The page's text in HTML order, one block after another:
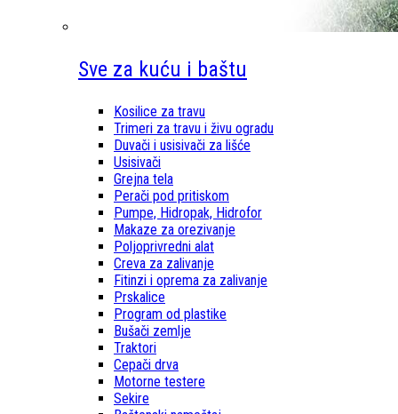
Sve za kuću i baštu
Kosilice za travu
Trimeri za travu i živu ogradu
Duvači i usisivači za lišće
Usisivači
Grejna tela
Perači pod pritiskom
Pumpe, Hidropak, Hidrofor
Makaze za orezivanje
Poljoprivredni alat
Creva za zalivanje
Fitinzi i oprema za zalivanje
Prskalice
Program od plastike
Bušači zemlje
Traktori
Cepači drva
Motorne testere
Sekire